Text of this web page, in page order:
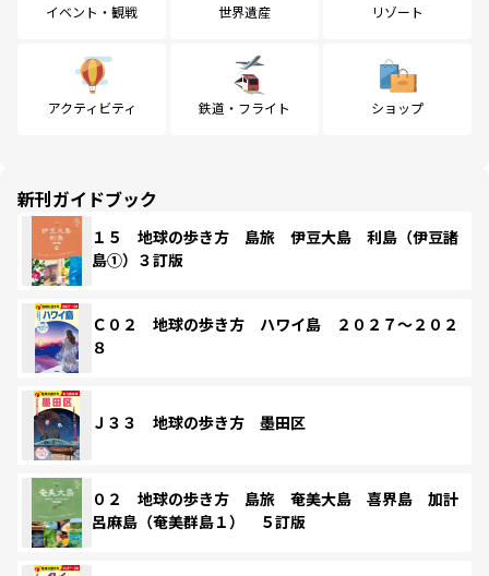
イベント・観戦 世界遺産 リゾート
アクティビティ 鉄道・フライト ショップ
新刊ガイドブック
１５ 地球の歩き方 島旅 伊豆大島 利島（伊豆諸
島①）３訂版
Ｃ０２ 地球の歩き方 ハワイ島 ２０２７～２０２
８
Ｊ３３ 地球の歩き方 墨田区
０２ 地球の歩き方 島旅 奄美大島 喜界島 加計
呂麻島（奄美群島１） ５訂版